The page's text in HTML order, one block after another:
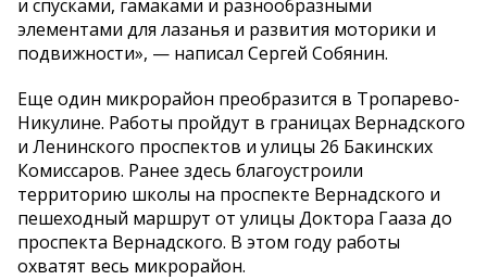
и спусками, гамаками и разнообразными
элементами для лазанья и развития моторики и
подвижности», — написал Сергей Собянин.
Еще один микрорайон преобразится в Тропарево-
Никулине. Работы пройдут в границах Вернадского
и Ленинского проспектов и улицы 26 Бакинских
Комиссаров. Ранее здесь благоустроили
территорию школы на проспекте Вернадского и
пешеходный маршрут от улицы Доктора Гааза до
проспекта Вернадского. В этом году работы
охватят весь микрорайон.